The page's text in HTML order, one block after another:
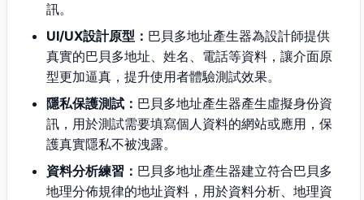
訊。
UI/UX設計原型： 巴貝多地址產生器為設計師提供
真實的巴貝多地址、姓名、電話等資料，讓介面原
型更加逼真，提升使用者體驗測試效果。
隱私保護測試： 巴貝多地址產生器產生虛擬身份資
訊，用於測試需要填寫個人資料的網站或應用，保
護真實隱私不被洩露。
資料分析練習： 巴貝多地址產生器建立符合巴貝多
地理分佈規律的地址資料，用於資料分析、地理資